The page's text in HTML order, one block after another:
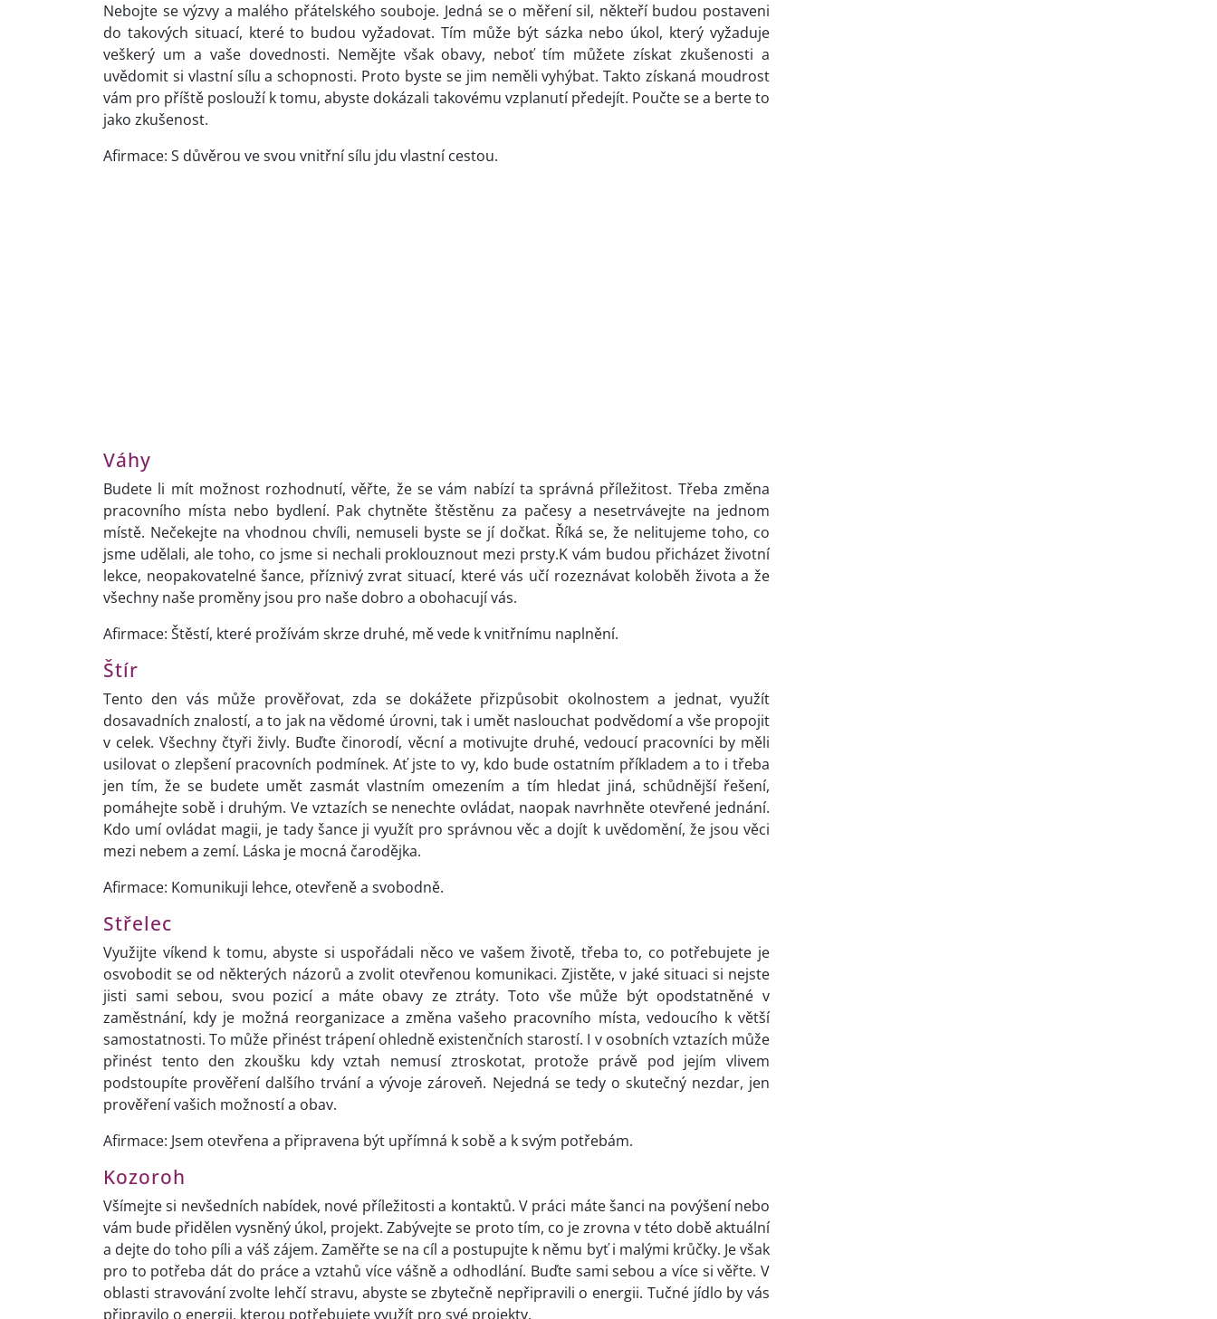
Nebojte se výzvy a malého přátelského souboje. Jedná se o měření sil, někteří budou postaveni
do takových situací, které to budou vyžadovat. Tím může být sázka nebo úkol, který vyžaduje
veškerý um a vaše dovednosti. Nemějte však obavy, neboť tím můžete získat zkušenosti a
uvědomit si vlastní sílu a schopnosti. Proto byste se jim neměli vyhýbat. Takto získaná moudrost
vám pro příště poslouží k tomu, abyste dokázali takovému vzplanutí předejít. Poučte se a berte to
jako zkušenost.
Afirmace: S důvěrou ve svou vnitřní sílu jdu vlastní cestou.
Váhy
Budete li mít možnost rozhodnutí, věřte, že se vám nabízí ta správná příležitost. Třeba změna
pracovního místa nebo bydlení. Pak chytněte štěstěnu za pačesy a nesetrvávejte na jednom
místě. Nečekejte na vhodnou chvíli, nemuseli byste se jí dočkat. Říká se, že nelitujeme toho, co
jsme udělali, ale toho, co jsme si nechali proklouznout mezi prsty.K vám budou přicházet životní
lekce, neopakovatelné šance, příznivý zvrat situací, které vás učí rozeznávat koloběh života a že
všechny naše proměny jsou pro naše dobro a obohacují vás.
Afirmace: Štěstí, které prožívám skrze druhé, mě vede k vnitřnímu naplnění.
Štír
Tento den vás může prověřovat, zda se dokážete přizpůsobit okolnostem a jednat, využít
dosavadních znalostí, a to jak na vědomé úrovni, tak i umět naslouchat podvědomí a vše propojit
v celek. Všechny čtyři živly. Buďte činorodí, věcní a motivujte druhé, vedoucí pracovníci by měli
usilovat o zlepšení pracovních podmínek. Ať jste to vy, kdo bude ostatním příkladem a to i třeba
jen tím, že se budete umět zasmát vlastním omezením a tím hledat jiná, schůdnější řešení,
pomáhejte sobě i druhým. Ve vztazích se nenechte ovládat, naopak navrhněte otevřené jednání.
Kdo umí ovládat magii, je tady šance ji využít pro správnou věc a dojít k uvědomění, že jsou věci
mezi nebem a zemí. Láska je mocná čarodějka.
Afirmace: Komunikuji lehce, otevřeně a svobodně.
Střelec
Využijte víkend k tomu, abyste si uspořádali něco ve vašem životě, třeba to, co potřebujete je
osvobodit se od některých názorů a zvolit otevřenou komunikaci. Zjistěte, v jaké situaci si nejste
jisti sami sebou, svou pozicí a máte obavy ze ztráty. Toto vše může být opodstatněné v
zaměstnání, kdy je možná reorganizace a změna vašeho pracovního místa, vedoucího k větší
samostatnosti. To může přinést trápení ohledně existenčních starostí. I v osobních vztazích může
přinést tento den zkoušku kdy vztah nemusí ztroskotat, protože právě pod jejím vlivem
podstoupíte prověření dalšího trvání a vývoje zároveň. Nejedná se tedy o skutečný nezdar, jen
prověření vašich možností a obav.
Afirmace: Jsem otevřena a připravena být upřímná k sobě a k svým potřebám.
Kozoroh
Všímejte si nevšedních nabídek, nové příležitosti a kontaktů. V práci máte šanci na povýšení nebo
vám bude přidělen vysněný úkol, projekt. Zabývejte se proto tím, co je zrovna v této době aktuální
a dejte do toho píli a váš zájem. Zaměřte se na cíl a postupujte k němu byť i malými krůčky. Je však
pro to potřeba dát do práce a vztahů více vášně a odhodlání. Buďte sami sebou a více si věřte. V
oblasti stravování zvolte lehčí stravu, abyste se zbytečně nepřipravili o energii. Tučné jídlo by vás
připravilo o energii, kterou potřebujete využít pro své projekty.